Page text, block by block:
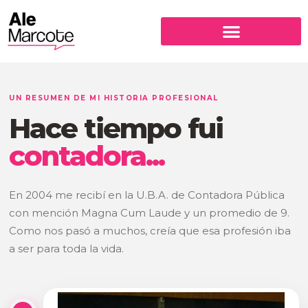
contenido
UN RESUMEN DE MI HISTORIA PROFESIONAL
Hace tiempo fui
contadora...
En 2004 me recibí en la U.B.A. de Contadora Pública
con mención Magna Cum Laude y un promedio de 9.
Como nos pasó a muchos, creía que esa profesión iba
a ser para toda la vida.